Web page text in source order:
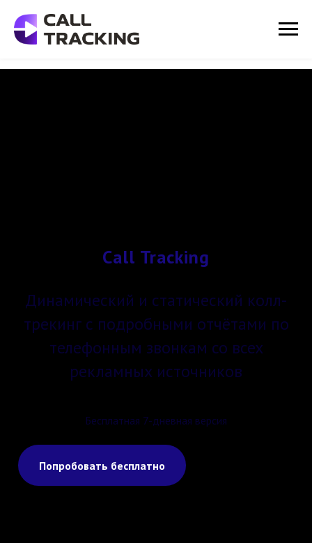
Call Tracking
Динамический и статический колл-
трекинг с подробными отчётами по
телефонным звонкам со всех
рекламных источников
Бесплатная 7-дневная версия
Попробовать бесплатно